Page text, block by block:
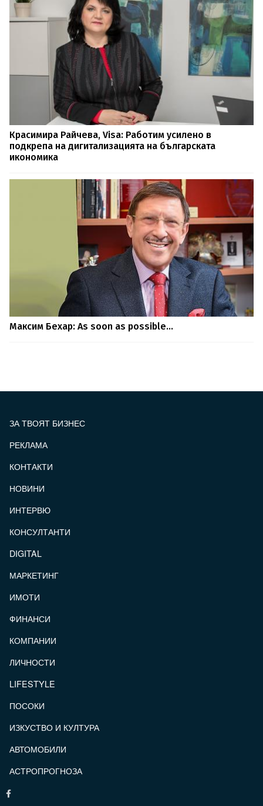
Красимира Райчева, Visa: Работим усилено в
подкрепа на дигитализацията на българската
икономика
Максим Бехар: As soon as possible...
ЗА ТВОЯТ БИЗНЕС
РЕКЛАМА
КОНТАКТИ
НОВИНИ
ИНТЕРВЮ
КОНСУЛТАНТИ
DIGITAL
МАРКЕТИНГ
ИМОТИ
ФИНАНСИ
КОМПАНИИ
ЛИЧНОСТИ
LIFESTYLE
ПОСОКИ
ИЗКУСТВО И КУЛТУРА
АВТОМОБИЛИ
АСТРОПРОГНОЗА